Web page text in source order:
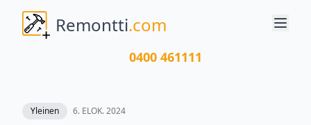
Remontti.com
0400 461111
Yleinen 6. ELOK. 2024